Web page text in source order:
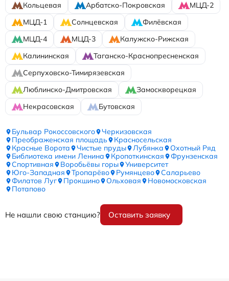
Кольцевая
Арбатско-Покровская
МЦД-2
МЦД-1
Солнцевская
Филёвская
МЦД-4
МЦД-3
Калужско-Рижская
Калининская
Таганско-Краснопресненская
Серпуховско-Тимирязевская
Люблинско-Дмитровская
Замоскворецкая
Некрасовская
Бутовская
Бульвар Рокоссовского
Черкизовская
Преображенская площадь
Красносельская
Красные Ворота
Чистые пруды Лубянка
Охотный Ряд
Библиотека имени Ленина
Кропоткинская
Фрунзенская
Спортивная
Воробьёвы горы
Университет
Юго-Западная
Тропарёво Румянцево
Саларьево
Филатов Луг
Прокшино Ольховая
Новомосковская
Потапово
Не нашли свою станцию? Оставить заявку